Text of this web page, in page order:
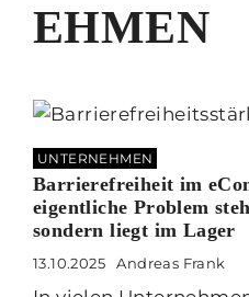
EHMEN
UNTERNEHMEN
Barrierefreiheit im
eigentliche Problem
sondern liegt im Lager
13.10.2025 Andreas Frank